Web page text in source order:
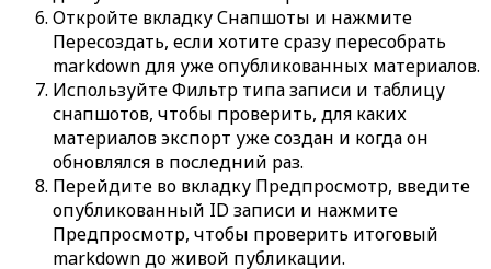
Откройте вкладкуСнапшоты и нажмите
Пересоздать, если хотите сразу пересобрать
markdown для уже опубликованных материалов.
ИспользуйтеФильтр типа записи и таблицу
снапшотов, чтобы проверить, для каких
материалов экспорт уже создан и когда он
обновлялся в последний раз.
Перейдите во вкладку Предпросмотр, введите
опубликованный ID записи и нажмите
Предпросмотр, чтобы проверить итоговый
markdown до живой публикации.